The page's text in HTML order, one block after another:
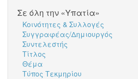
Σε όλη την «Υπατία»
Κοινότητες & Συλλογές
Συγγραφέας/Δημιουργός
Συντελεστής
Τίτλος
Θέμα
Τύπος Τεκμηρίου